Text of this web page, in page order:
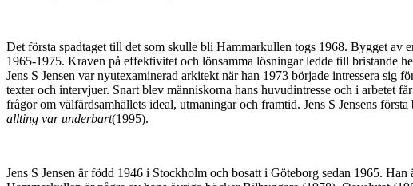
Det första spadtaget till det som skulle bli Hammarkullen togs 1968. Bygget
1965-1975. Kraven på effektivitet och lönsamma lösningar ledde till bristande
Jens S Jensen var nyutexaminerad arkitekt när han 1973 började intressera
texter och intervjuer. Snart blev människorna hans huvudintresse och i arbetet
frågor om välfärdsamhällets ideal, utmaningar och framtid. Jens S Jensens
allting var underbart(1995).
Jens S Jensen är född 1946 i Stockholm och bosatt i Göteborg sedan 1965.